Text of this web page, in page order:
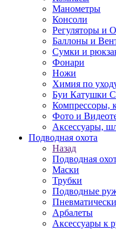
Манометры
Консоли
Регуляторы и
Баллоны и
Сумки и
Фонари
Ножи
Химия по
Буи Катушки
Компрессоры,
Фото и
Аксессуары,
Подводная охота
Назад
Подводная
Маски
Трубки
Подводные
Арбалеты
Аксессуары к